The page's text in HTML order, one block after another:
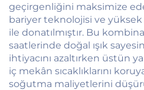
geçirgenliğini maksimize
bariyer teknolojisi ve
ile donatılmıştır. Bu
saatlerinde doğal ışık
ihtiyacını azaltırken üstün
iç mekân sıcaklıklarını
soğutma maliyetlerini